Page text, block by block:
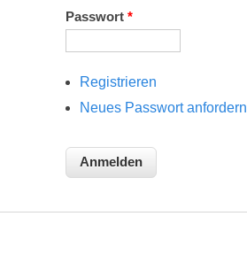
Passwort *
Registrieren
Neues Passwort anfordern